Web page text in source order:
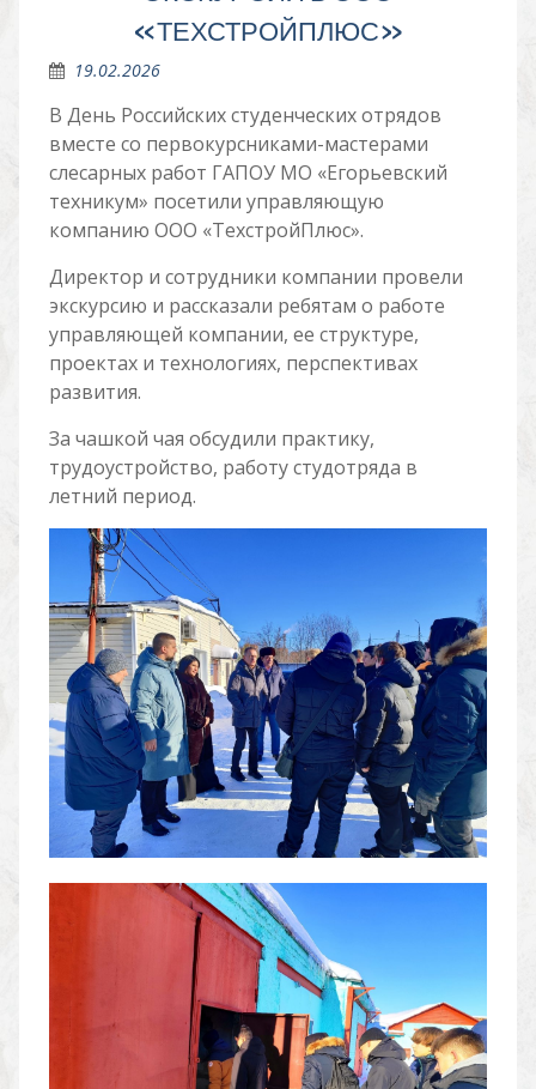
«ТЕХСТРОЙПЛЮС»
19.02.2026
В День Российских студенческих отрядов
вместе со первокурсниками-мастерами
слесарных работ ГАПОУ МО «Егорьевский
техникум» посетили управляющую
компанию ООО «ТехстройПлюс».
Директор и сотрудники компании провели
экскурсию и рассказали ребятам о работе
управляющей компании, ее структуре,
проектах и технологиях, перспективах
развития.
За чашкой чая обсудили практику,
трудоустройство, работу студотряда в
летний период.